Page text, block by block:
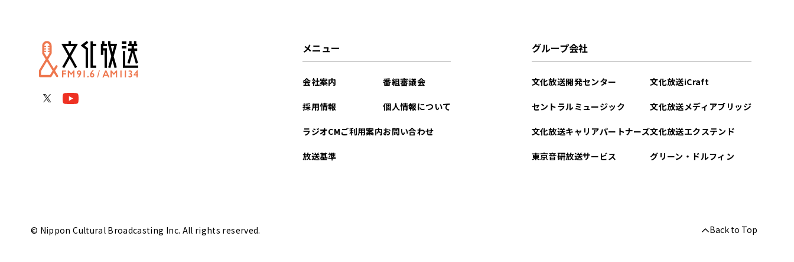
2022年12月
2022年11月
メニュー
会社案内
採用情報
ラジオCMご利用案内
放送基準
番組審議会
個人情報について
お問い合わせ
グループ会社
文化放送開発センター
セントラルミュージック
文化放送キャリアパートナーズ
東京音研放送サービス
文化放送iCraft
文化放送メディアブリッジ
文化放送エクステンド
グリーン・ドルフィン
© Nippon Cultural Broadcasting Inc. All rights reserved. Back to Top